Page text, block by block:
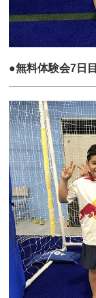
●無料体験会7日